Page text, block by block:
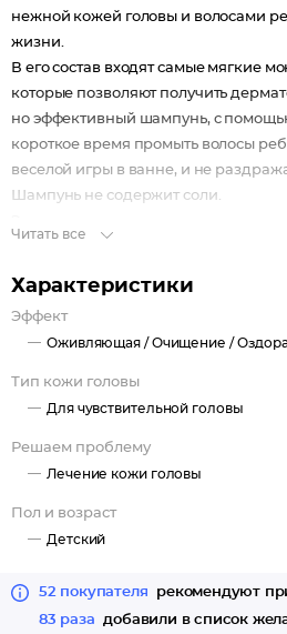
нежной кожей головы и волосами
жизни.
В его состав входят самые мягкие
которые позволяют получить
но эффективный шампунь, с
короткое время промыть волосы
веселой игры в ванне, и не
Шампунь не содержит соли.
Читать все
Характеристики
Эффект
Оживляющая /Очищение /
Тип кожи головы
Для чувствительной головы
Решаем проблему
Лечение кожи головы
Пол и возраст
Детский
52 покупателя
рекомендуют
83 раза
добавили в список